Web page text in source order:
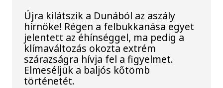
Újra kilátszik a Dunából az aszály
hírnöke! Régen a felbukkanása egyet
jelentett az éhínséggel, ma pedig a
klímaváltozás okozta extrém
szárazságra hívja fel a figyelmet.
Elmeséljük a baljós kőtömb
történetét.